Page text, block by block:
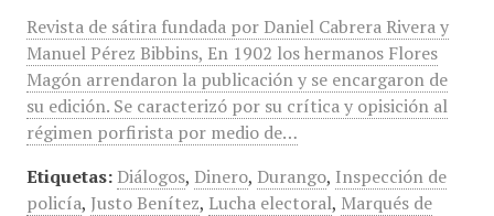
Revista de sátira fundada por Daniel Cabrera Rivera y
Manuel Pérez Bibbins, En 1902 los hermanos Flores
Magón arrendaron la publicación y se encargaron de
su edición. Se caracterizó por su crítica y opisición al
régimen porfirista por medio de…
Etiquetas: Diálogos, Dinero, Durango, Inspección de
policía, Justo Benítez, Lucha electoral, Marqués de